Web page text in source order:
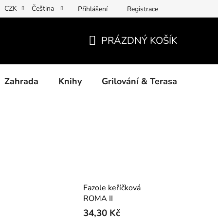
osobních údajů Povinné informace a odkazy ÚKZÚZ
CZK Čeština Přihlášení Registrace
KOŠÍK
PRÁZDNÝ KOŠÍK
Zahrada Knihy Grilování & Terasa
Fazole keříčková
ROMA II
34,30 Kč